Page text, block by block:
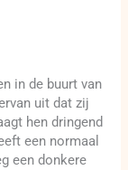
in de buurt van
uit dat zij
hen dringend
een normaal
een donkere